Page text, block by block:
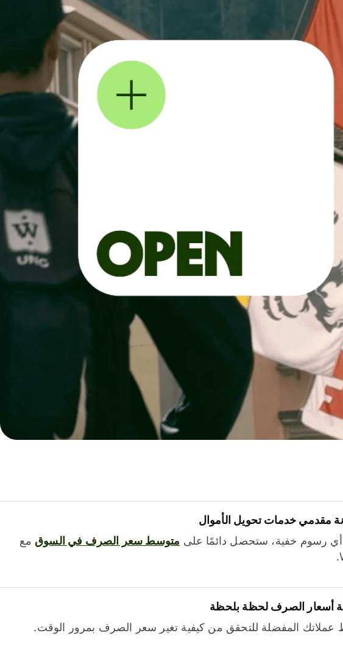
مقدمي خدمات تحويل الأموال
رسوم خفية، ستحصل دائمًا على متوسط ​​سعر الصرف في السوق مع
أسعار الصرف لحظة بلحظة
عملاتك المفضلة للتحقق من كيفية تغير سعر الصرف بمرور الوقت.